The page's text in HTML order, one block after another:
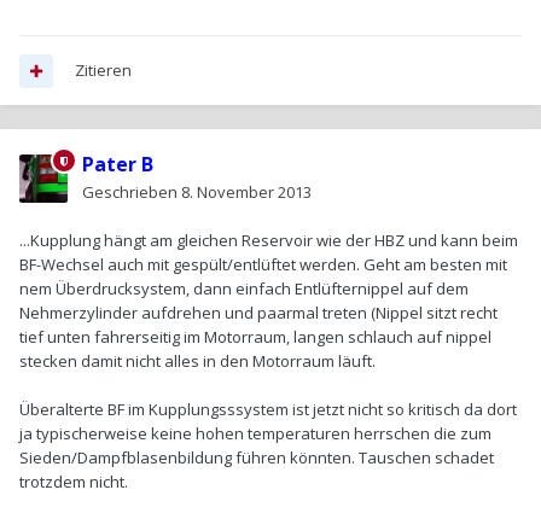
Zitieren
Pater B
Geschrieben 8. November 2013
...Kupplung hängt am gleichen Reservoir wie der HBZ und kann beim
BF-Wechsel auch mit gespült/entlüftet werden. Geht am besten mit
nem Überdrucksystem, dann einfach Entlüfternippel auf dem
Nehmerzylinder aufdrehen und paarmal treten (Nippel sitzt recht
tief unten fahrerseitig im Motorraum, langen schlauch auf nippel
stecken damit nicht alles in den Motorraum läuft.
Überalterte BF im Kupplungsssystem ist jetzt nicht so kritisch da dort
ja typischerweise keine hohen temperaturen herrschen die zum
Sieden/Dampfblasenbildung führen könnten. Tauschen schadet
trotzdem nicht.